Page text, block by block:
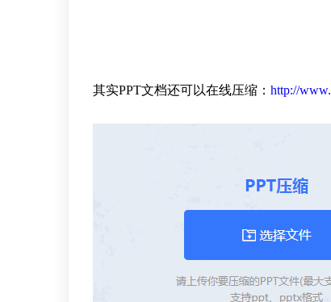
其实PPT文档还可以在线压缩： http://